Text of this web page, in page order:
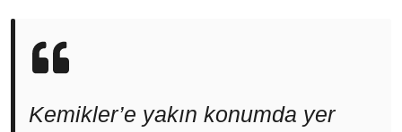
Kemikler’e yakın konumda yer